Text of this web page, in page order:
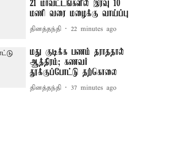
21 மாவட்டங்களில் இரவு 10
மணி வரை மழைக்கு வாய்ப்பு
தினத்தந்தி 22 minutes ago
மது குடிக்க பணம் தராததால்
ஆத்திரம்; கணவர்
தூக்குப்போட்டு தற்கொலை
தினத்தந்தி 37 minutes ago